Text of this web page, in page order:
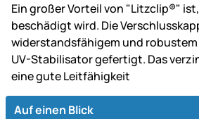
Ein großer Vorteil von "Litzclip®"
beschädigt wird. Die
widerstandsfähigem und
UV-Stabilisator gefertigt. Das
eine gute Leitfähigkeit
Auf einen Blick